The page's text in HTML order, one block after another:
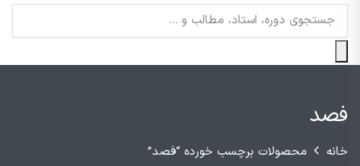
فصد
خانه محصولات برچسب خورده “فصد”